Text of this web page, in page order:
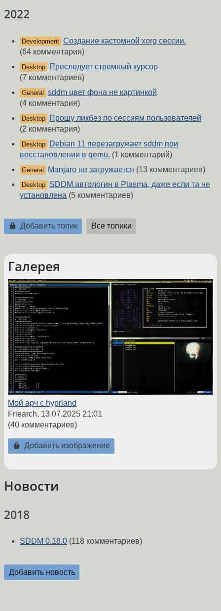
2022
Development Создание кастомной xorg сессии.
(64 комментария)
Desktop
Преследует стремный курсор
(7 комментариев)
General sddm цвет фона не картинкой
(4 комментария)
Desktop
Прошу ликбез по сессиям пользователей
(2 комментария)
Desktop
Debian 11 перезагружает sddm при
восстановлении в qemu. (1 комментарий)
General Manjaro не загружается (13 комментариев)
Desktop SDDM автологин в Plasma, даже если та не
установлена (5 комментариев)
Добавить топик Все топики
Галерея
Мой арч с hyprland
Friearch, 13.07.2025 21:01
(40 комментариев)
Добавить изображение
Новости
2018
SDDM 0.18.0 (118 комментариев)
Добавить новость